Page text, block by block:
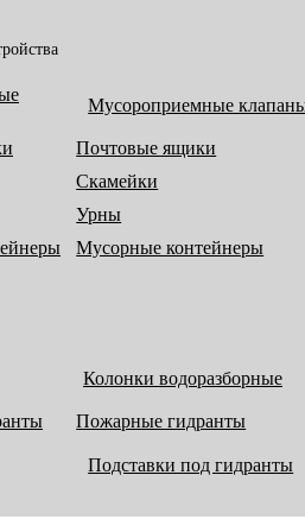
Мусороприемные
Почтовые ящики
Скамейки
Урны
Мусорные контейнеры
Колонки водоразборные
Пожарные гидранты
Подставки под гидранты